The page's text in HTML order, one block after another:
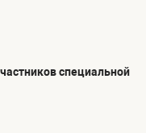
специальной